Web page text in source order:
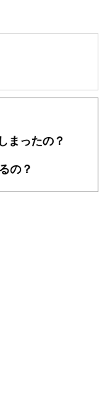
人営業・株式ディー
ティング会社に転
業。法人への企業型
いる。生活に密着し
まったの？
の？